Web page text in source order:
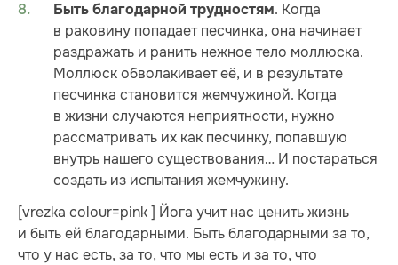
Быть благодарной трудностям. Когда
в раковину попадает песчинка, она начинает
раздражать и ранить нежное тело моллюска.
Моллюск обволакивает её, и в результате
песчинка становится жемчужиной. Когда
в жизни случаются неприятности, нужно
рассматривать их как песчинку, попавшую
внутрь нашего существования… И постараться
создать из испытания жемчужину.
[vrezka colour=pink ] Йога учит нас ценить жизнь
и быть ей благодарными. Быть благодарными за то,
что у нас есть, за то, что мы есть и за то, что